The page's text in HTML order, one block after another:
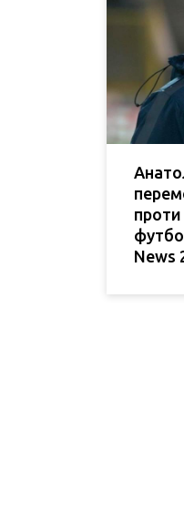
проти
News